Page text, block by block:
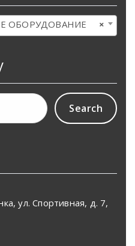
×
ОБОРУДОВАНИЕ
Search
ул. Спортивная, д. 7,